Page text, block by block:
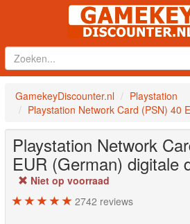
GamekeyDiscounter.nl
Playstation
Playstation Network Card (PSN) 40
Playstation Network
EUR (German) digitale
Niet op voorraad
2742 reviews